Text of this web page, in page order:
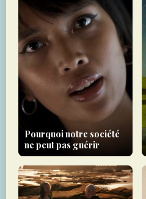
Pourquoi notre société
ne peut pas guérir